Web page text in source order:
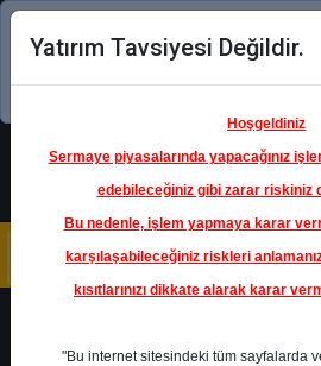
Şimdi uygulamayı
Yatırım Tavsiyesi Değildir.
Hoşgeldiniz
Sermaye piyasalarında yapacağınız
edebileceğiniz gibi zarar riskiniz
Bu nedenle, işlem yapmaya karar
karşılaşabileceğiniz riskleri
kısıtlarınızı dikkate alarak karar
"Bu internet sitesindeki tüm sayfalarda